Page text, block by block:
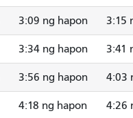
3:09 ng hapon 3:15
3:34 ng hapon 3:41
3:56 ng hapon 4:03
4:18 ng hapon 4:26